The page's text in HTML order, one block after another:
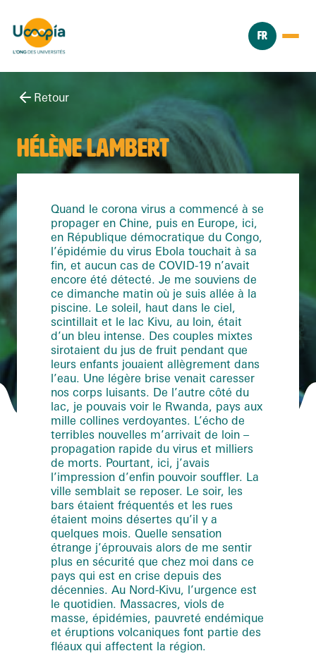
FR
Retour
HÉLÈNE LAMBERT
Quand le corona virus a commencé à se
propager en Chine, puis en Europe, ici,
en République démocratique du Congo,
l’épidémie du virus Ebola touchait à sa
fin, et aucun cas de COVID-19 n’avait
encore été détecté. Je me souviens de
ce dimanche matin où je suis allée à la
piscine. Le soleil, haut dans le ciel,
scintillait et le lac Kivu, au loin, était
d’un bleu intense. Des couples mixtes
sirotaient du jus de fruit pendant que
leurs enfants jouaient allègrement dans
l’eau. Une légère brise venait caresser
nos corps luisants. De l’autre côté du
lac, je pouvais voir le Rwanda, pays aux
mille collines verdoyantes. L’écho de
terribles nouvelles m’arrivait de loin –
propagation rapide du virus et milliers
de morts. Pourtant, ici, j’avais
l’impression d’enfin pouvoir souffler. La
ville semblait se reposer. Le soir, les
bars étaient fréquentés et les rues
étaient moins désertes qu’il y a
quelques mois. Quelle sensation
étrange j’éprouvais alors de me sentir
plus en sécurité que chez moi dans ce
pays qui est en crise depuis des
décennies. Au Nord-Kivu, l’urgence est
le quotidien. Massacres, viols de
masse, épidémies, pauvreté endémique
et éruptions volcaniques font partie des
fléaux qui affectent la région.